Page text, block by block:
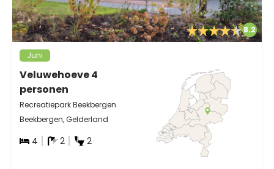
8.2
Juni
Veluwehoeve 4
personen
Recreatiepark Beekbergen
Beekbergen, Gelderland
4 2 2